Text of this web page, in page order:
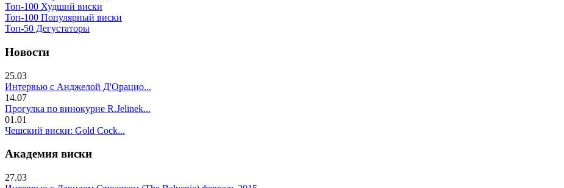
Топ-100 Худший виски
Топ-100 Популярный виски
Топ-50 Дегустаторы
Новости
25.03
Интервью с Анджелой Д'Орацио...
14.07
Прогулка по винокурне R.Jelinek...
01.01
Чешский виски: Gold Cock...
Академия виски
27.03